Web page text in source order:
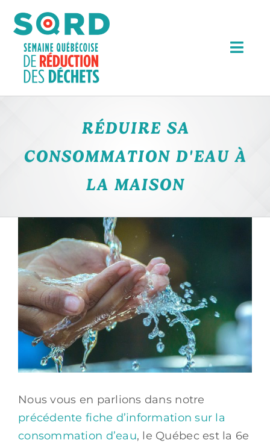
contenu
Articles
Outils
Bourse Michel Séguin
À propos
RECHERCHER:
RÉDUIRE SA
CONSOMMATION D'EAU À
LA MAISON
l'image
agrandie
Nous vous en parlions dans notre
précédente fiche d’information sur la
consommation d’eau, le Québec est la 6e